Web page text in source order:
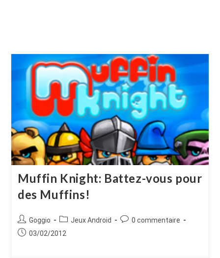
Muffin Knight: Battez-vous pour
des Muffins!
Auteur/autrice
de
Goggio
Post
category:
Jeux Android
Commentaires
0 commentaire
Publication
03/02/2012